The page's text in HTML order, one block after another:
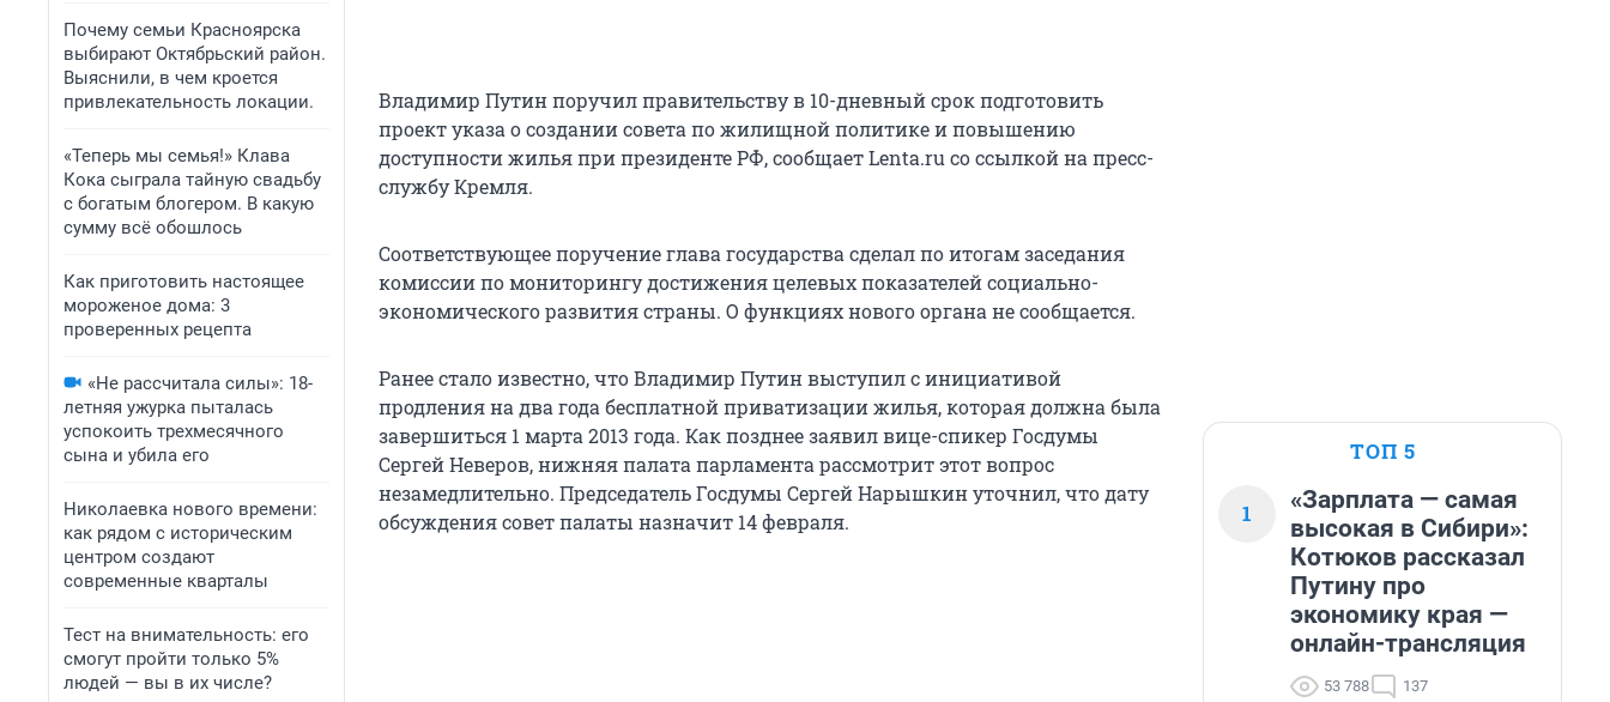
Почему семьи Красноярска
выбирают Октябрьский район.
Выяснили, в чем кроется
привлекательность локации.
«Теперь мы семья!» Клава
Кока сыграла тайную свадьбу
с богатым блогером. В какую
сумму всё обошлось
Как приготовить настоящее
мороженое дома: 3
проверенных рецепта
«Не рассчитала силы»: 18-
летняя ужурка пыталась
успокоить трехмесячного
сына и убила его
Николаевка нового времени:
как рядом с историческим
центром создают
современные кварталы
Тест на внимательность: его
смогут пройти только 5%
людей — вы в их числе?
Владимир Путин поручил правительству в 10-дневный срок подготовить
проект указа о создании совета по жилищной политике и повышению
доступности жилья при президенте РФ, сообщает Lenta.ru со ссылкой на пресс-
службу Кремля.
Соответствующее поручение глава государства сделал по итогам заседания
комиссии по мониторингу достижения целевых показателей социально-
экономического развития страны. О функциях нового органа не сообщается.
Ранее стало известно, что Владимир Путин выступил с инициативой
продления на два года бесплатной приватизации жилья, которая должна была
завершиться 1 марта 2013 года. Как позднее заявил вице-спикер Госдумы
Сергей Неверов, нижняя палата парламента рассмотрит этот вопрос
незамедлительно. Председатель Госдумы Сергей Нарышкин уточнил, что дату
обсуждения совет палаты назначит 14 февраля.
ТОП 5
1
«Зарплата — самая
высокая в Сибири»:
Котюков рассказал
Путину про
экономику края —
онлайн-трансляция
53 788 137